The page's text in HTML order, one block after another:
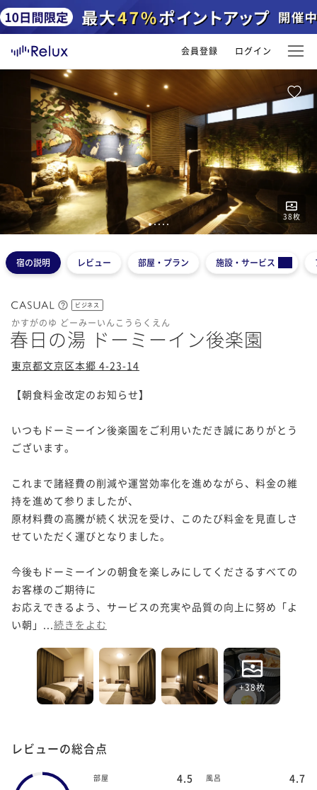
会員登録 ログイン
38枚
12345
宿の説明 レビュー 部屋・プラン 施設・サービス
ビジネス
かすがのゆ どーみーいんこうらくえん
春日の湯 ドーミーイン後楽園
東京都文京区本郷 4-23-14
【朝食料金改定のお知らせ】
いつもドーミーイン後楽園をご利用いただき誠にありがとう
ございます。
これまで諸経費の削減や運営効率化を進めながら、料金の維
持を進めて参りましたが、
原材料費の高騰が続く状況を受け、このたび料金を見直しさ
せていただく運びとなりました。
今後もドーミーインの朝食を楽しみにしてくださるすべての
お客様のご期待に
お応えできるよう、サービスの充実や品質の向上に努め「よ
い朝」... 続きをよむ
+38枚
レビューの総合点
部屋 4.5 風呂 4.7